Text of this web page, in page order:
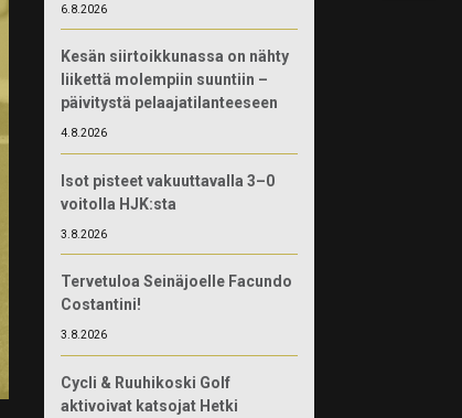
6.8.2026
Kesän siirtoikkunassa on nähty
liikettä molempiin suuntiin –
päivitystä pelaajatilanteeseen
4.8.2026
Isot pisteet vakuuttavalla 3–0
voitolla HJK:sta
3.8.2026
Tervetuloa Seinäjoelle Facundo
Costantini!
3.8.2026
Cycli & Ruuhikoski Golf
aktivoivat katsojat Hetki